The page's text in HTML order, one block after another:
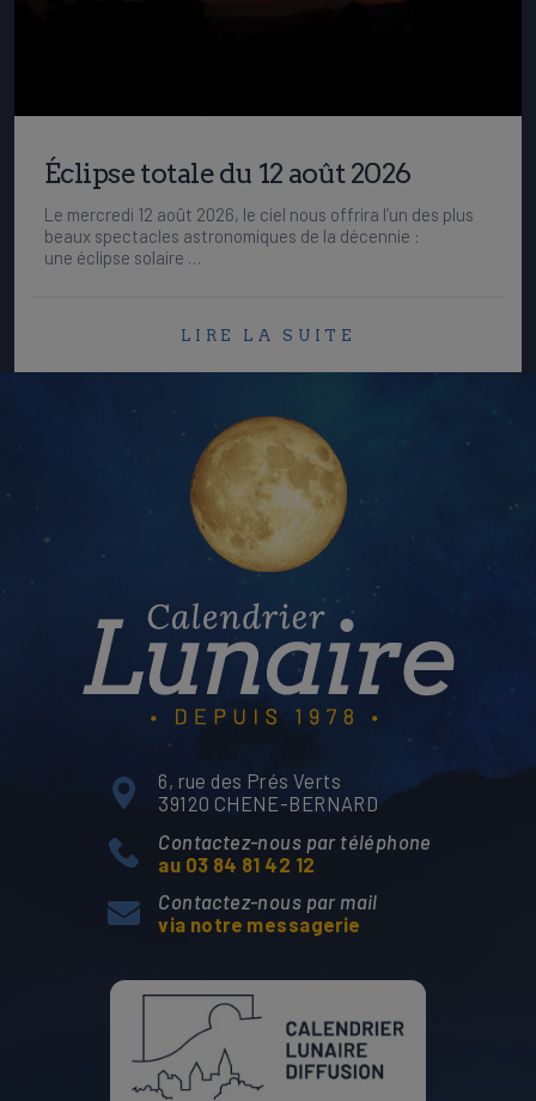
Éclipse totale du 12 août 2026
Le mercredi 12 août 2026, le ciel nous offrira l’un des plus
beaux spectacles astronomiques de la décennie :
une éclipse solaire …
LIRE LA SUITE
6, rue des Prés Verts
39120 CHENE-BERNARD
Contactez-nous par téléphone
au 03 84 81 42 12
Contactez-nous par mail
via notre messagerie